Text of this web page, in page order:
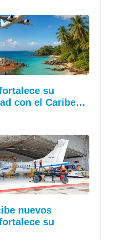
su
con el Caribe…
nuevos
su